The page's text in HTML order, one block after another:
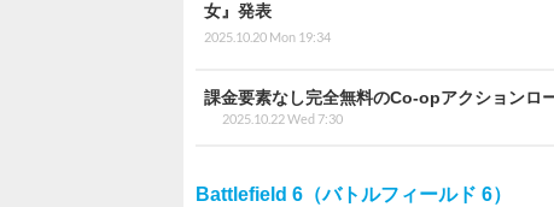
女』発表
2025.10.20 Mon 19:34
課金要素なし完全無料のCo-opアクション
2025.10.22 Wed 7:30
Battlefield 6（バトルフィールド 6）